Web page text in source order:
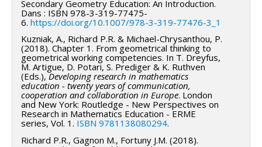
Secondary Geometry Education: An Introduction.
Dans : ISBN 978-3-319-77475-
6. https://doi.org/10.1007/978-3-319-77476-3_1
Kuzniak, A., Richard P.R. & Michael-Chrysanthou, P.
(2018). Chapter 1. From geometrical thinking to
geometrical working competencies. In T. Dreyfus,
M. Artigue, D. Potari, S. Prediger & K. Ruthven
(Eds.),Developing research in mathematics
education - twenty years of communication,
cooperation and collaboration in Europe. London
and New York: Routledge - New Perspectives on
Research in Mathematics Education - ERME
series, Vol. 1. ISBN 9781138080294.
Richard P.R., Gagnon M., Fortuny J.M. (2018).